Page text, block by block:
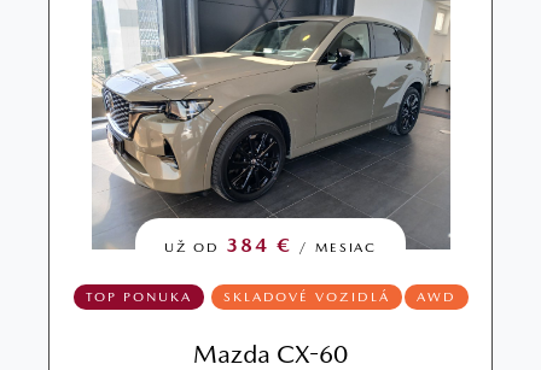
UŽ OD 384 € / MESIAC
TOP PONUKA SKLADOVÉ VOZIDLÁ AWD
Mazda CX-60